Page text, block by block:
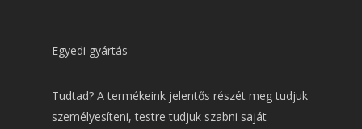
Egyedi gyártás
Tudtad? A termékeink jelentős részét meg tudjuk
személyesíteni, testre tudjuk szabni saját